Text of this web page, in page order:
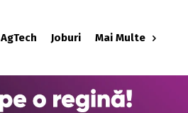
AgTech Joburi Mai Multe